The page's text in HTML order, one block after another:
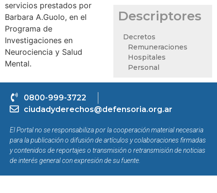
servicios prestados por
Barbara A.Guolo, en el
Programa de
Investigaciones en
Neurociencia y Salud
Mental.
Descriptores
Decretos
Remuneraciones
Hospitales
Personal
0800-999-3722
ciudadyderechos@defensoria.org.ar
El Portal no se responsabiliza por la cooperación material necesaria
para la publicación o difusión de artículos y colaboraciones firmadas
y contenidos de reportajes o transmisión o retransmisión de noticias
de interés general con expresión de su fuente.